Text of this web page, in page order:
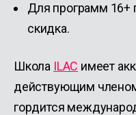
Для программ 16+
скидка.
Школа ILAC имеет
действующим
гордится